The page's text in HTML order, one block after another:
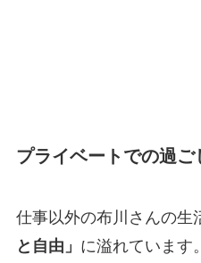
プライベートでの過ご
仕事以外の布川さんの生
と自由」 に溢れています。